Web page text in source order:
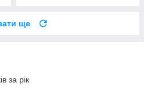
ще
за рік